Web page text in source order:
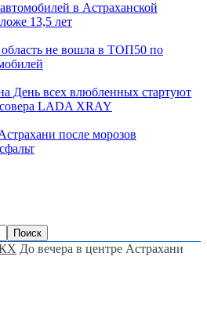
в Астраханской
13,5 лет
область не вошла в ТОП50 по
День всех влюбленных стартуют
LADA XRAY
после морозов
До вечера в центре Астрахани